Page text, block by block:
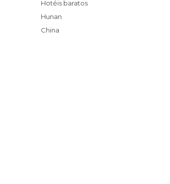
Hotéis baratos
Hunan
China